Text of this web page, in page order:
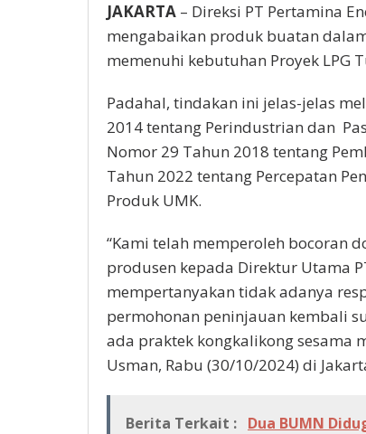
Lebih
Pilih
JAKARTA – Direksi PT Pertamina
mengabaikan produk buatan
memenuhi kebutuhan Proyek LPG
Padahal, tindakan ini jelas-jelas
2014 tentang Perindustrian dan
Nomor 29 Tahun 2018 tentang
Tahun 2022 tentang Percepatan
Produk UMK.
“Kami telah memperoleh bocoran
produsen kepada Direktur Utama
mempertanyakan tidak adanya
permohonan peninjauan kembali
ada praktek kongkalikong sesama
Usman, Rabu (30/10/2024) di
Berita Terkait : Dua BUMN